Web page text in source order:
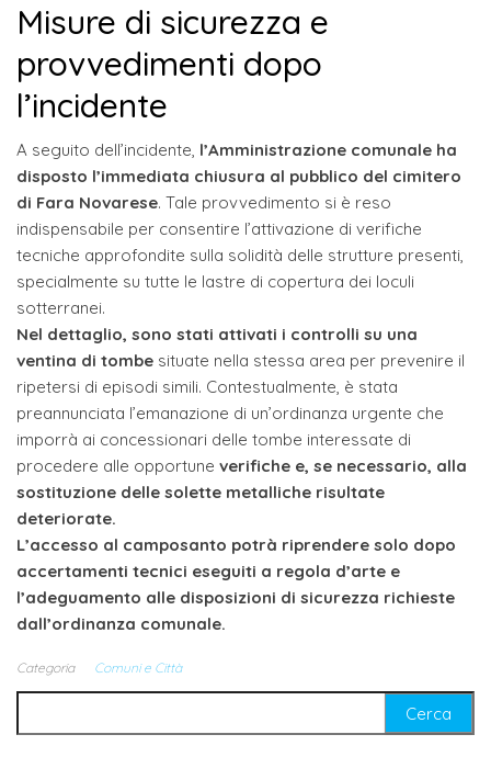
Misure di sicurezza e
provvedimenti dopo
l’incidente
A seguito dell’incidente, l’Amministrazione comunale ha
disposto l’immediata chiusura al pubblico del cimitero
di Fara Novarese. Tale provvedimento si è reso
indispensabile per consentire l’attivazione di verifiche
tecniche approfondite sulla solidità delle strutture presenti,
specialmente su tutte le lastre di copertura dei loculi
sotterranei.
Nel dettaglio, sono stati attivati i controlli su una
ventina di tombe situate nella stessa area per prevenire il
ripetersi di episodi simili. Contestualmente, è stata
preannunciata l’emanazione di un’ordinanza urgente che
imporrà ai concessionari delle tombe interessate di
procedere alle opportune verifiche e, se necessario, alla
sostituzione delle solette metalliche risultate
deteriorate.
L’accesso al camposanto potrà riprendere solo dopo
accertamenti tecnici eseguiti a regola d’arte e
l’adeguamento alle disposizioni di sicurezza richieste
dall’ordinanza comunale.
Categoria Comuni e Città